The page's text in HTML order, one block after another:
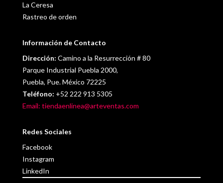
La Ceresa
Rastreo de orden
Información de Contacto
Dirección: Camino a la Resurrección # 80
Parque Industrial Puebla 2000,
Puebla, Pue. México 72225
Teléfono: +52 222 913 5305
Email: tiendaenlinea@arteventas.com
Redes Sociales
Facebook
Instagram
LinkedIn